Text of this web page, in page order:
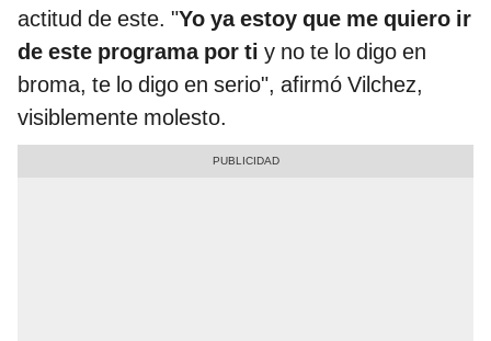
actitud de este. "Yo ya estoy que me quiero ir
de este programa por ti y no te lo digo en
broma, te lo digo en serio", afirmó Vilchez,
visiblemente molesto.